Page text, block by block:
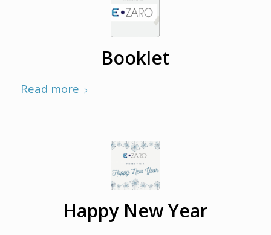
Booklet
Read more
Happy New Year